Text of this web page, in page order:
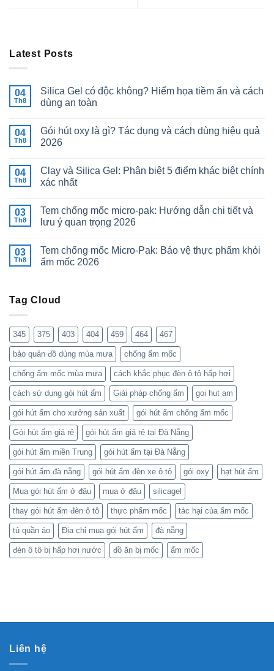
Latest Posts
04
Th8
Silica Gel có độc không? Hiểm họa tiềm ẩn và cách
dùng an toàn
04
Th8
Gói hút oxy là gì? Tác dụng và cách dùng hiệu quả
2026
04
Th8
Clay và Silica Gel: Phân biệt 5 điểm khác biệt chính
xác nhất
03
Th8
Tem chống mốc micro-pak: Hướng dẫn chi tiết và
lưu ý quan trọng 2026
03
Th8
Tem chống mốc Micro-Pak: Bảo vệ thực phẩm khỏi
ẩm mốc 2026
Tag Cloud
345 375 403 404 459 464 467
bảo quản đồ dùng mùa mưa chống ẩm mốc
chống ẩm mốc mùa mưa cách khắc phục đèn ô tô hấp hơi
cách sử dụng gói hút ẩm Giải pháp chống ẩm goi hut am
gói hút ẩm cho xưởng sản xuất gói hút ẩm chống ẩm mốc
Gói hút ẩm giá rẻ gói hút ẩm giá rẻ tại Đà Nẵng
gói hút ẩm miền Trung gói hút ẩm tại Đà Nẵng
gói hút ẩm đà nẵng gói hút ẩm đèn xe ô tô gói oxy hạt hút ẩm
Mua gói hút ẩm ở đâu mua ở đâu silicagel
thay gói hút ẩm đèn ô tô thực phẩm mốc tác hại của ẩm mốc
tủ quần áo Địa chỉ mua gói hút ẩm đà nẵng
đèn ô tô bị hấp hơi nước đồ ăn bị mốc ẩm mốc
Liên hệ